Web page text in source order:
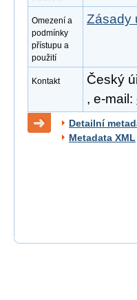
Omezení a
podmínky
přístupu a
použití
Zásady
Kontakt
Český
, e-mail:
Detailní
Metadata XML